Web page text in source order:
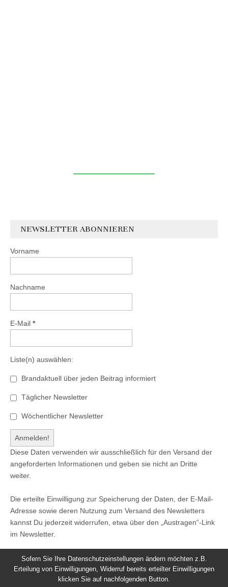
NEWSLETTER ABONNIEREN
Vorname
Nachname
E-Mail *
Liste(n) auswählen:
Brandaktuell über jeden Beitrag informiert
Täglicher Newsletter
Wöchentlicher Newsletter
Diese Daten verwenden wir ausschließlich für den Versand der
angeforderten Informationen und geben sie nicht an Dritte
weiter.
Die erteilte Einwilligung zur Speicherung der Daten, der E-Mail-
Adresse sowie deren Nutzung zum Versand des Newsletters
kannst Du jederzeit widerrufen, etwa über den „Austragen“-Link
im Newsletter.
Sofern Sie Ihre Datenschutzeinstellungen ändern möchten z.B.
Erteilung von Einwilligungen, Widerruf bereits erteilter Einwilligungen
klicken Sie auf nachfolgenden Button.